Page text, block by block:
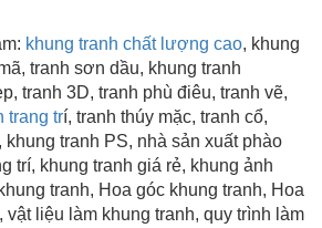
khung tranh chất lượng cao, khung
tranh sơn dầu, khung tranh
, tranh 3D, tranh phù điêu, tranh vẽ,
trang trí, tranh thúy mặc, tranh cổ,
khung tranh PS, nhà sản xuất phào
trí, khung tranh giá rẻ, khung ảnh
tranh, Hoa góc khung tranh, Hoa
vật liệu làm khung tranh, quy trình làm